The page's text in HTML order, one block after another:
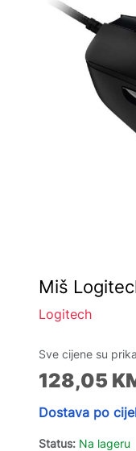
Miš
Logitech
Sve cijene su
128,05
Dostava po
Status: Na lageru